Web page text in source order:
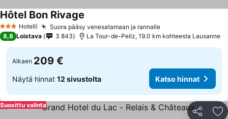
3 Tähtiluokitus
Hotelli Suora pääsy venesatamaan ja rannalleKatso hinnat
Hôtel Bon Rivage
8,8 Loistava 3 843 La Tour-de-Peilz, 19.0 km kohteesta Lausanne
Alkaen 209 €
Näytä hinnat 12 sivustolta Katso hinnat
Jaa
Suosittu valinta